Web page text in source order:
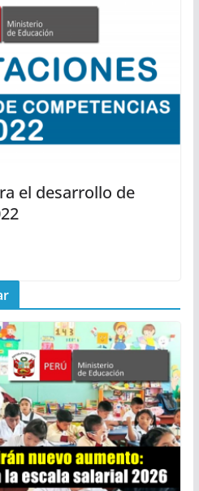
el desarrollo de